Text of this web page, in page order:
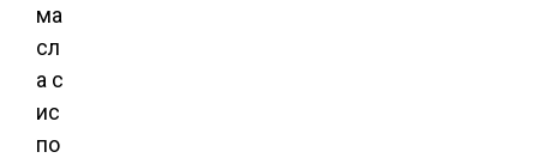
ма
сл
а с
ис
по